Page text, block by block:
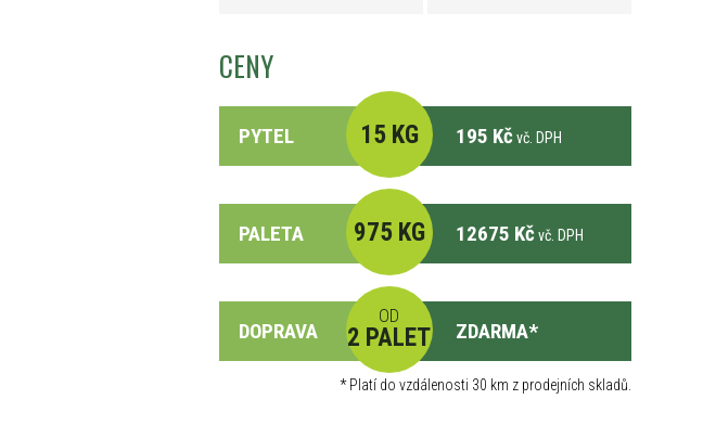
CENY
PYTEL 15 KG 195 Kč vč. DPH
PALETA 975 KG 12675 Kč vč. DPH
DOPRAVA
OD
2 PALET ZDARMA*
*Platí do vzdálenosti 30 km z prodejních skladů.